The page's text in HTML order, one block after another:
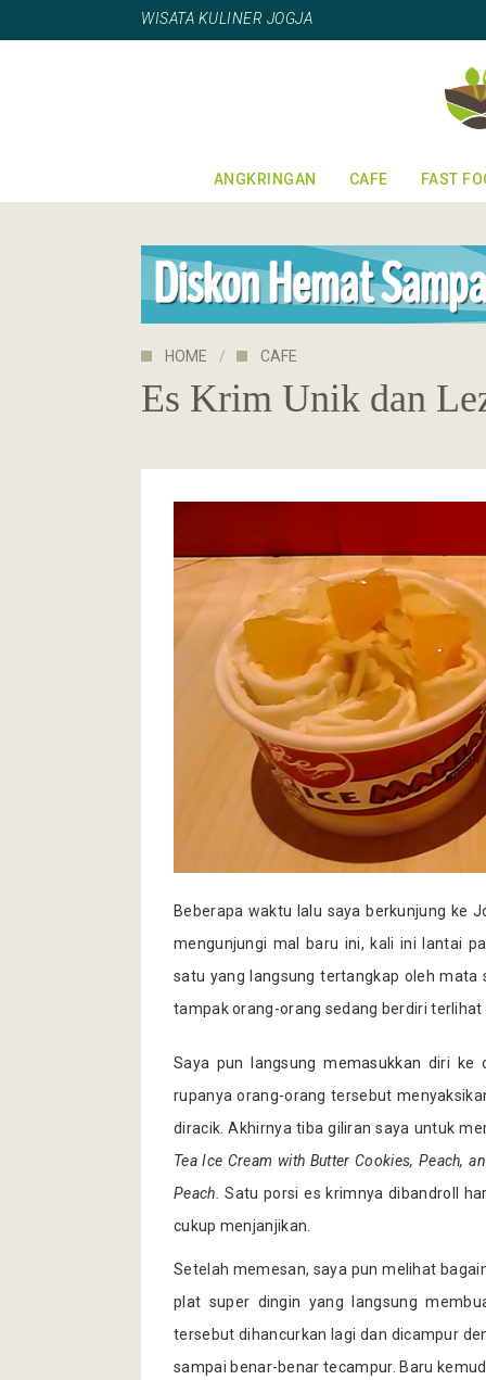
WISATA KULINER JOGJA
ANGKRINGAN CAFE FAST
HOME CAFE
Es Krim Unik dan
Beberapa waktu lalu saya berkunjung ke
mengunjungi mal baru ini, kali ini lantai
satu yang langsung tertangkap oleh mata
tampak orang-orang sedang berdiri
Saya pun langsung memasukkan diri ke
rupanya orang-orang tersebut
diracik. Akhirnya tiba giliran saya untuk
Tea Ice Cream with Butter Cookies, Peach,
Peach.Satu porsi es krimnya dibandroll
cukup menjanjikan.
Setelah memesan, saya pun melihat
plat super dingin yang langsung
tersebut dihancurkan lagi dan dicampur
sampai benar-benar tecampur. Baru